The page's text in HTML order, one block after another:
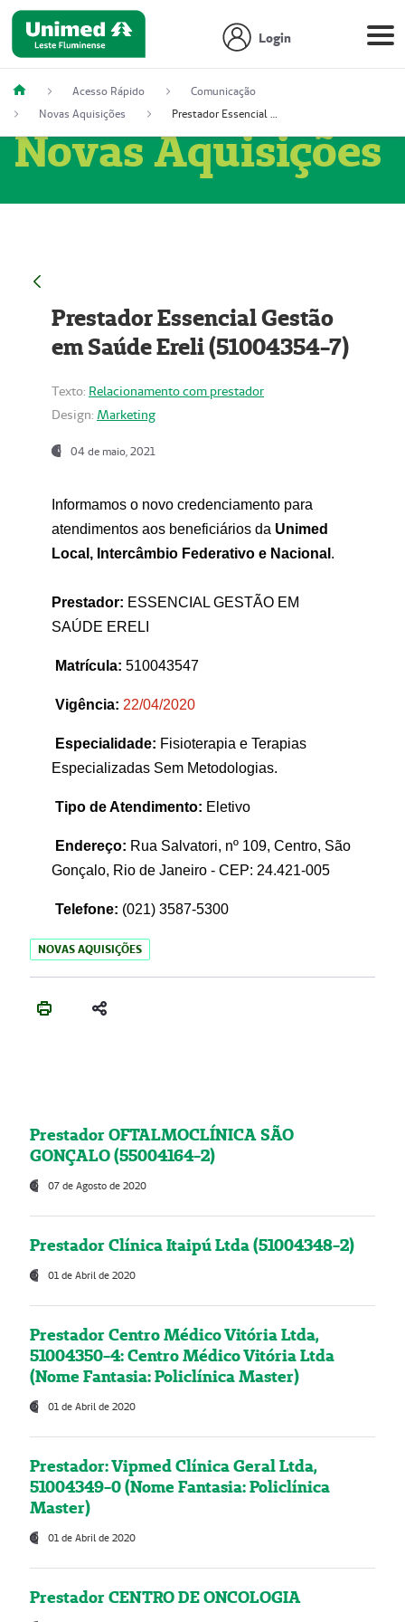
Login
Acesso Rápido
Comunicação
Novas Aquisições
Prestador Essencial Gestão em Saúde Ereli (51004354-7)
Novas Aquisições
Prestador Essencial Gestão
em Saúde Ereli (51004354-7)
Texto: Relacionamento com prestador
Design: Marketing
04 de maio, 2021
Informamos o novo credenciamento para
atendimentos aos beneficiários da Unimed
Local, Intercâmbio Federativo e Nacional .
Prestador: ESSENCIAL GESTÃO EM
SAÚDE ERELI
Matrícula: 510043547
Vigência: 22/04/2020
Especialidade: Fisioterapia e Terapias
Especializadas Sem Metodologias.
Tipo de Atendimento: Eletivo
Endereço: Rua Salvatori, nº 109, Centro, São
Gonçalo, Rio de Janeiro - CEP: 24.421-005
Telefone: (021) 3587-5300
NOVAS AQUISIÇÕES
Prestador OFTALMOCLÍNICA SÃO
GONÇALO (55004164-2)
07 de Agosto de 2020
Prestador Clínica Itaipú Ltda (51004348-2)
01 de Abril de 2020
Prestador Centro Médico Vitória Ltda,
51004350-4: Centro Médico Vitória Ltda
(Nome Fantasia: Policlínica Master)
01 de Abril de 2020
Prestador: Vipmed Clínica Geral Ltda,
51004349-0 (Nome Fantasia: Policlínica
Master)
01 de Abril de 2020
Prestador CENTRO DE ONCOLOGIA